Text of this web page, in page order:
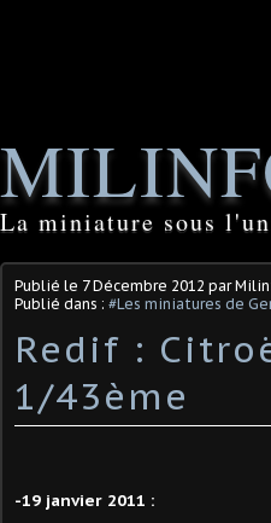
La miniature sous
Publié le 7 Décembre 2012 par
Publié dans : #Les miniatures de
Redif :
1/43ème
-19 janvier 2011 :